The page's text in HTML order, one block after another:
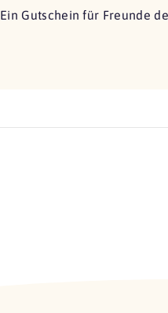
Ein Gutschein für Freunde